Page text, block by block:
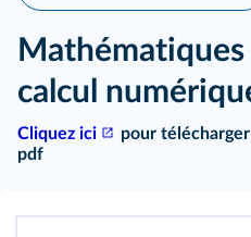
calcul
Cliquez ici
pour
pdf